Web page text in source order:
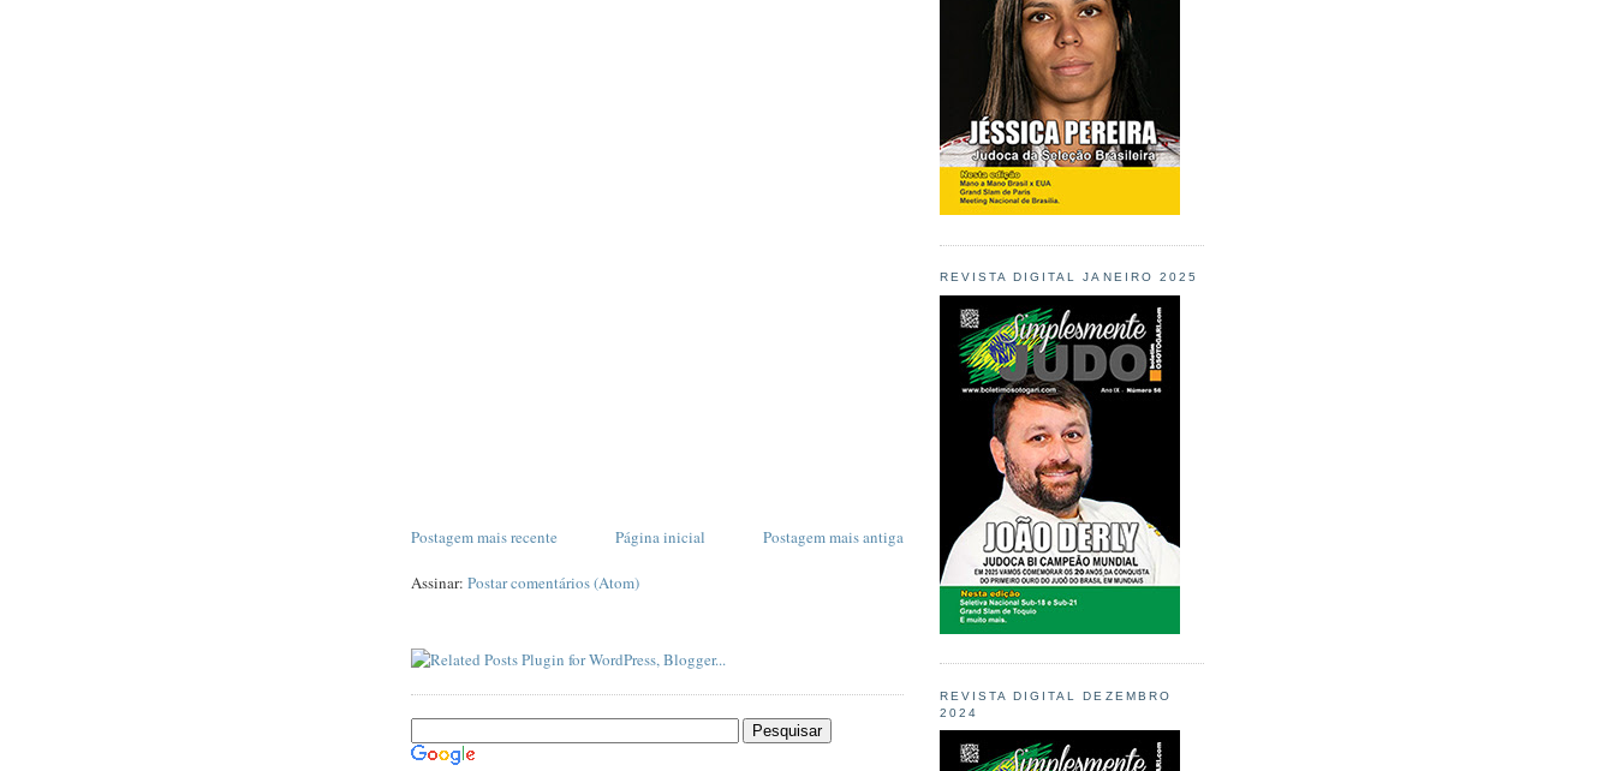
Postagem mais recente Postagem mais antiga
Página inicial
Assinar: Postar comentários (Atom)
REVISTA DIGITAL JANEIRO 2025
REVISTA DIGITAL DEZEMBRO
2024